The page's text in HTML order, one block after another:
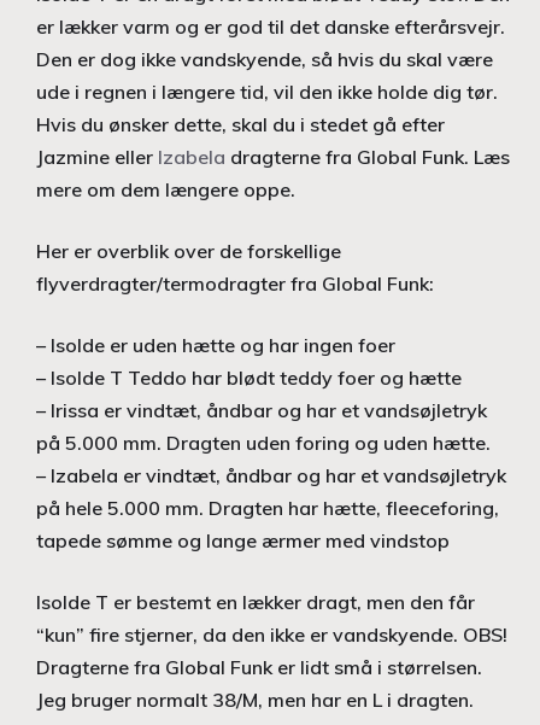
er lækker varm og er god til det danske efterårsvejr.
Den er dog ikke vandskyende, så hvis du skal være
ude i regnen i længere tid, vil den ikke holde dig tør.
Hvis du ønsker dette, skal du i stedet gå efter
Jazmine eller Izabela dragterne fra Global Funk. Læs
mere om dem længere oppe.
Her er overblik over de forskellige
flyverdragter/termodragter fra Global Funk:
– Isolde er uden hætte og har ingen foer
– Isolde T Teddo har blødt teddy foer og hætte
– Irissa er vindtæt, åndbar og har et vandsøjletryk
på 5.000 mm. Dragten uden foring og uden hætte.
– Izabela er vindtæt, åndbar og har et vandsøjletryk
på hele 5.000 mm. Dragten har hætte, fleeceforing,
tapede sømme og lange ærmer med vindstop
Isolde T er bestemt en lækker dragt, men den får
“kun” fire stjerner, da den ikke er vandskyende. OBS!
Dragterne fra Global Funk er lidt små i størrelsen.
Jeg bruger normalt 38/M, men har en L i dragten.